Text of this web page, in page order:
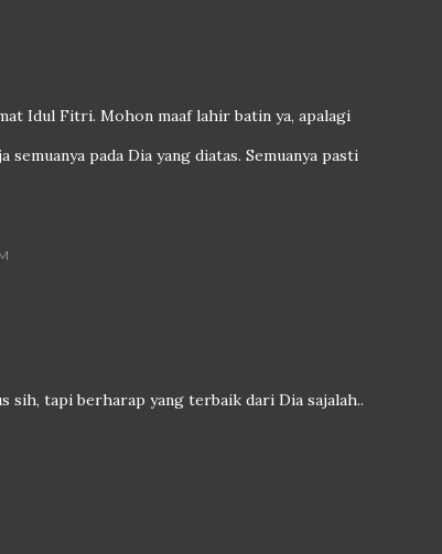
Idul Fitri. Mohon maaf lahir batin ya, apalagi
pada Dia yang diatas. Semuanya pasti
sih, tapi berharap yang terbaik dari Dia sajalah..